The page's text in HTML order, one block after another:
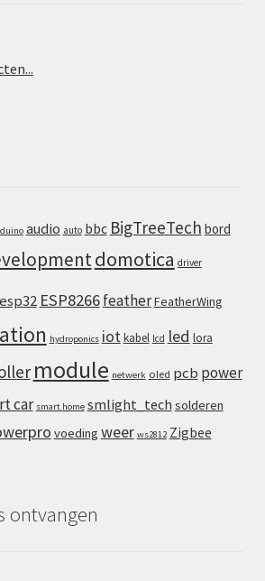
audio auto bbc BigTreeTech bord
domotica driver
esp32 ESP8266featherFeatherWing
hydroponics iot kabel lcd led lora
module netwerk oled pcb power
car smart home smlight_tech solderen
voeding weer ws2812 Zigbee
ontvangen